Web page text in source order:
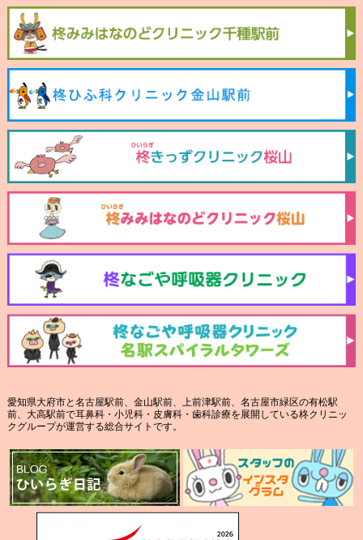
愛知県大府市と名古屋駅前、金山駅前、上前津駅前、名古屋市緑区の有松駅
前、大高駅前で耳鼻科・小児科・皮膚科・歯科診療を展開している柊クリニッ
クグループが運営する総合サイトです。